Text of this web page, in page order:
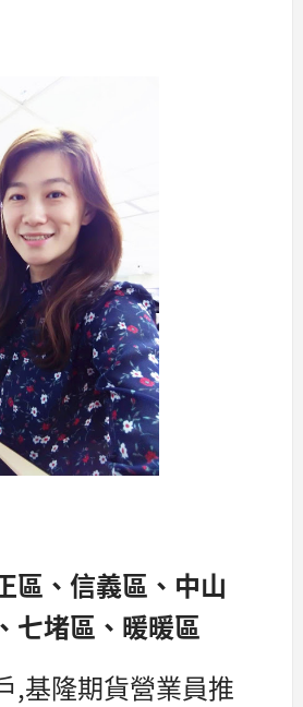
區、信義區、中山
七堵區、暖暖區
,基隆期貨營業員推